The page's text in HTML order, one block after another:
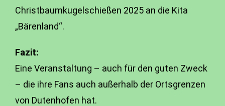
Christbaumkugelschießen 2025 an die Kita
„Bärenland“.
Fazit:
Eine Veranstaltung – auch für den guten Zweck
– die ihre Fans auch außerhalb der Ortsgrenzen
von Dutenhofen hat.